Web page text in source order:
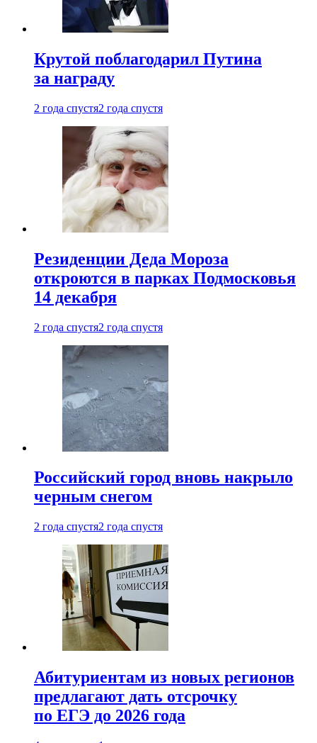
Крутой поблагодарил Путина
за награду
2 года спустя2 года спустя
Резиденции Деда Мороза
откроются в парках Подмосковья
14 декабря
2 года спустя2 года спустя
Российский город вновь накрыло
черным снегом
2 года спустя2 года спустя
Абитуриентам из новых регионов
предлагают дать отсрочку
по ЕГЭ до 2026 года